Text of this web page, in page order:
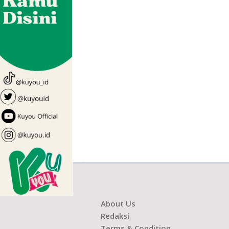
About Us
Redaksi